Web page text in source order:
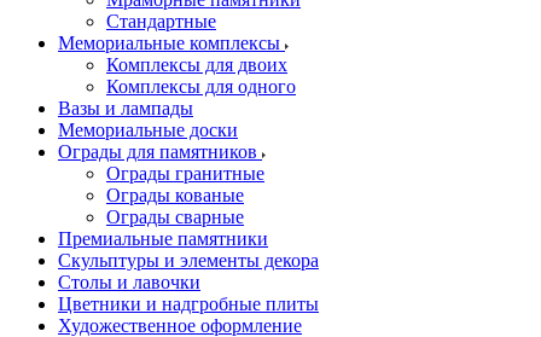
Стандартные
Мемориальные комплексы
Комплексы для двоих
Комплексы для одного
Вазы и лампады
Мемориальные доски
Ограды для памятников
Ограды гранитные
Ограды кованые
Ограды сварные
Премиальные памятники
Скульптуры и элементы декора
Столы и лавочки
Цветники и надгробные плиты
Художественное оформление